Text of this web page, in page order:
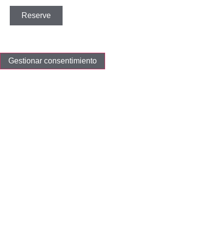
Reserve
Gestionar consentimiento